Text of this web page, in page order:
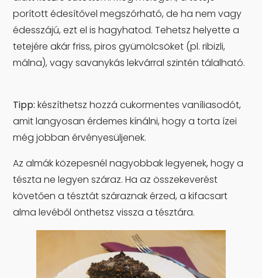
porított édesítővel megszórható, de ha nem vagy
édesszájú, ezt el is hagyhatod. Tehetsz helyette a
tetejére akár friss, piros gyümölcsöket (pl. ribizli,
málna), vagy savanykás lekvárral szintén tálalható.
Tipp: készíthetsz hozzá cukormentes vaníliasodót,
amit langyosan érdemes kínálni, hogy a torta ízei
még jobban érvényesüljenek.
Az almák közepesnél nagyobbak legyenek, hogy a
tészta ne legyen száraz. Ha az összekeverést
követően a tésztát száraznak érzed, a kifacsart
alma levéből önthetsz vissza a tésztára.